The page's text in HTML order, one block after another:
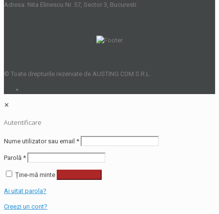
Adresa: Nita Elinescu Nr. 57, Sector 3, Bucuresti
© Toate drepturile rezervate de AUSTING COM S.R.L.
✕
Autentificare
Nume utilizator sau email *
Parolă *
Ține-mă minte
Ai uitat parola?
Creezi un cont?